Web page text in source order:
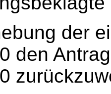
der
den